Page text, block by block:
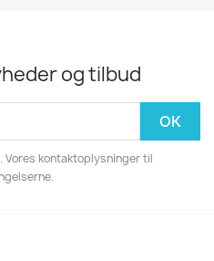
og tilbud
Vores kontaktoplysninger til